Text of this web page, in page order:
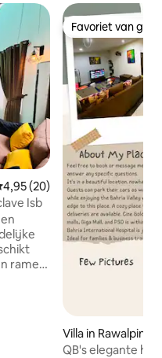
beoordeling van
4,95 (20)
Isb
ramen
Favoriet van
Favoriet van
Villa in Rawalpindi
QB's elegante